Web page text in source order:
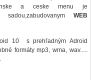
a ceske menu je
WEB
10 s prehľadným Adroid
formáty mp3, wma, wav.....